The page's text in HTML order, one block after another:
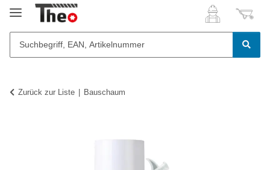
Zurück zur Liste Bauschaum